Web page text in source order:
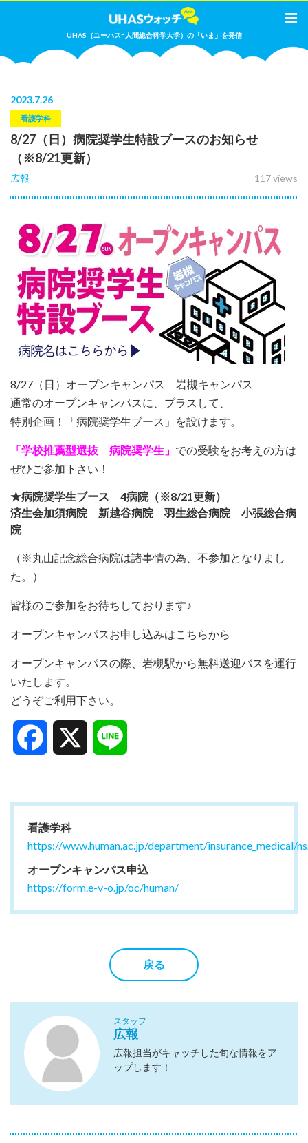
UHAS（ユーハス=人間総合科学大学）の「いま」を発信
2023.7.26
看護学科
8/27（日）病院奨学生特設ブースのお知らせ
（※8/21更新）
117 views
広報
8/27（日）オープンキャンパス 岩槻キャンパス
通常のオープンキャンパスに、プラスして、
特別企画！「病院奨学生ブース」を設けます。
「学校推薦型選抜 病院奨学生」 での受験をお考えの方は
ぜひご参加下さい！
★病院奨学生ブース 4病院（※8/21更新）
済生会加須病院 新越谷病院 羽生総合病院 小張総合病
院
（※丸山記念総合病院は諸事情の為、不参加となりまし
た。）
皆様のご参加をお待ちしております♪
オープンキャンパスお申し込みはこちらから
オープンキャンパスの際、岩槻駅から無料送迎バス を運行
いたします。
どうぞご利用下さい。
Facebook
看護学科
https://www.human.ac.jp/department/insurance_medical/
オープンキャンパス申込
https://form.e-v-o.jp/oc/human/
戻る
スタッフ
広報
広報担当がキャッチした旬な情報をア
ップします！